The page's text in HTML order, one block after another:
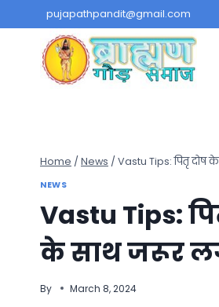
to
content
pujapathpandit@gmail.com
Home / News / Vastu Tips: पितृ दोष
NEWS
Vastu Tips:
के साथ जरूर
By March 8, 2024